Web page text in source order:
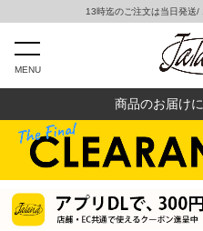
13時迄のご注文は当日発送
MENU
商品のお届け